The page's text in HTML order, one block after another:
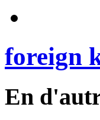
foreign
En